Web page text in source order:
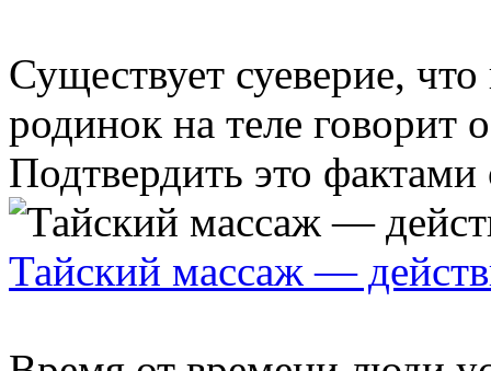
Существует суеверие,
родинок на теле говорит
Подтвердить это
Тайский массаж —